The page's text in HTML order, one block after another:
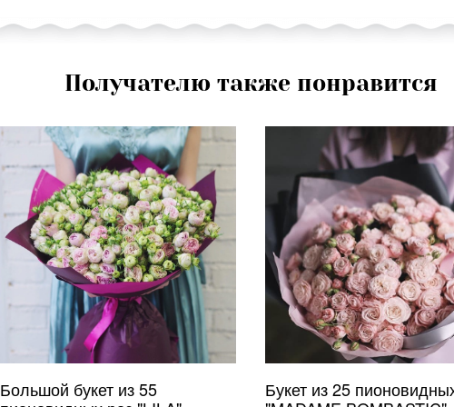
Получателю также понравится
Большой букет из 55
Букет из 25